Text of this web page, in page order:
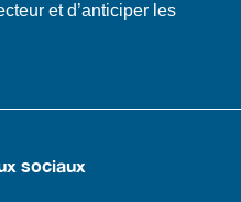
et d’anticiper les
sociaux